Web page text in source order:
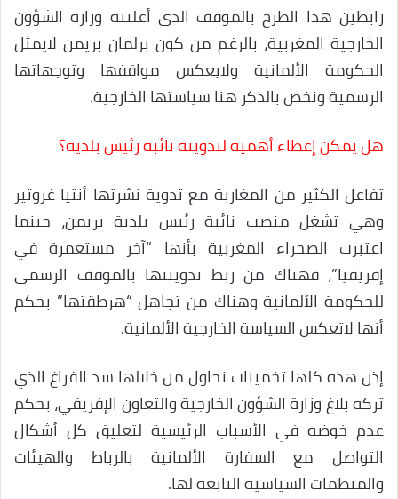
رابطين هذا الطرح بالموقف الذي أعلنته وزارة الشؤون
الخارجية المغربية، بالرغم من كون برلمان بريمن لايمثل
الحكومة الألمانية ولايعكس مواقفها وتوجهاتها
الرسمية ونخص بالذكر هنا سياستها الخارجية.
هل يمكن إعطاء أهمية لتدوينة نائبة رئيس بلدية؟
تفاعل الكثير من المغاربة مع تدوية نشرتها أنتيا غروتير
وهي تشغل منصب نائبة رئيس بلدية بريمن، حينما
اعتبرت الصحراء المغربية بأنها “آخر مستعمرة في
إفريقيا”، فهناك من ربط تدوينتها بالموقف الرسمي
للحكومة الألمانية وهناك من تجاهل “هرطقتها” بحكم
أنها لاتعكس السياسة الخارجية الألمانية.
إذن هذه كلها تخمينات نحاول من خلالها سد الفراغ الذي
تركه بلاغ وزارة الشؤون الخارجية والتعاون الإفريقي، بحكم
عدم خوضه في الأسباب الرئيسية لتعليق كل أشكال
التواصل مع السفارة الألمانية بالرباط والهيئات
والمنظمات السياسية التابعة لها.